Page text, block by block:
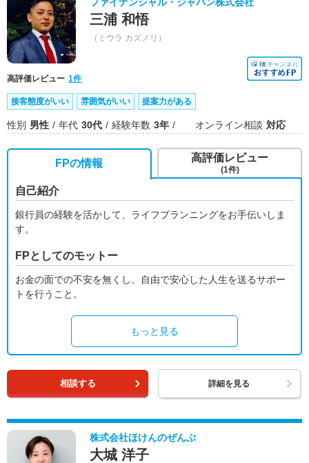
三浦 和悟
（ミウラ カズノリ）
高評価レビュー 1件
接客態度がいい 雰囲気がいい 提案力がある
性別 男性 年代 30代 経験年数 3年 オンライン相談 対応
FPの情報
自己紹介
銀行員の経験を活かして、ライフプランニングをお手伝いしま
す。
FPとしてのモットー
お金の面での不安を無くし、自由で安心した人生を送るサポー
トを行うこと。
もっと見る
高評価レビュー
(1件)
相談する 詳細を見る
株式会社ほけんのぜんぶ
大城 洋子